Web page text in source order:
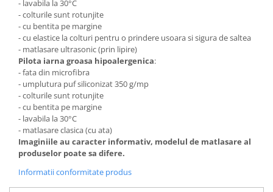
- lavabila la 30°C
- colturile sunt rotunjite
- cu bentita pe margine
- cu elastice la colturi pentru o prindere usoara si sigura de saltea
- matlasare ultrasonic (prin lipire)
Pilota iarna groasa hipoalergenica:
- fata din microfibra
- umplutura puf siliconizat 350 g/mp
- colturile sunt rotunjite
- cu bentita pe margine
- lavabila la 30°C
- matlasare clasica (cu ata)
Imaginiile au caracter informativ, modelul de matlasare al
produselor poate sa difere.
Informatii conformitate produs